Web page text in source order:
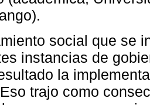
social que se
instancias de
la
trajo como